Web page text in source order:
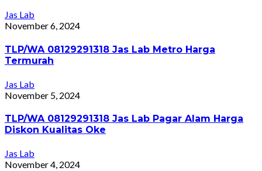
Jas Lab
November 6, 2024
TLP/WA 08129291318 Jas Lab Metro Harga
Termurah
Jas Lab
November 5, 2024
TLP/WA 08129291318 Jas Lab Pagar Alam Harga
Diskon Kualitas Oke
Jas Lab
November 4, 2024